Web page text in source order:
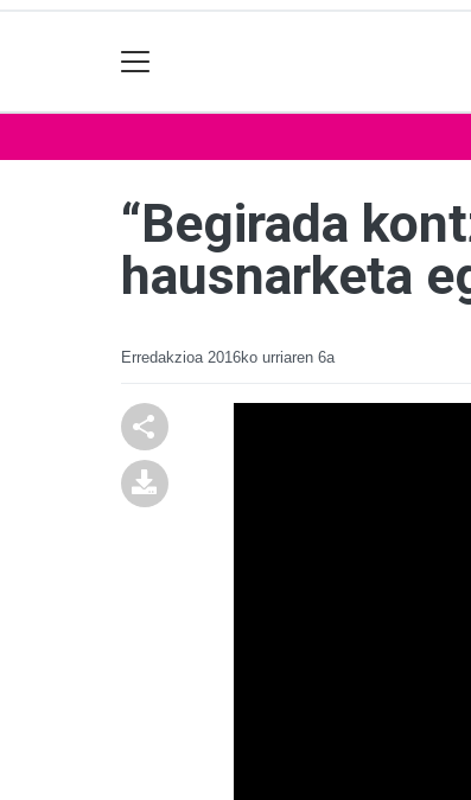
“Begirada
hausnarketa
Erredakzioa 2016ko urriaren 6a